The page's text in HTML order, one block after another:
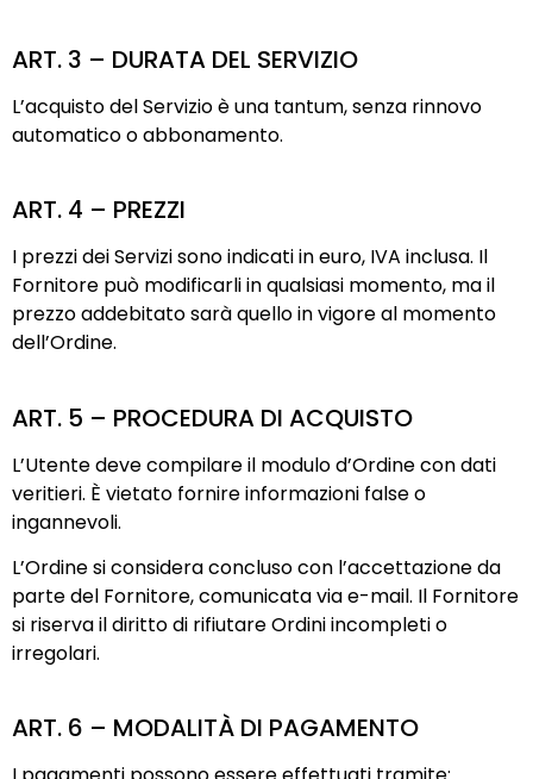
ART. 3 – DURATA DEL SERVIZIO
L’acquisto del Servizio è una tantum, senza rinnovo
automatico o abbonamento.
ART. 4 – PREZZI
I prezzi dei Servizi sono indicati in euro, IVA inclusa. Il
Fornitore può modificarli in qualsiasi momento, ma il
prezzo addebitato sarà quello in vigore al momento
dell’Ordine.
ART. 5 – PROCEDURA DI ACQUISTO
L’Utente deve compilare il modulo d’Ordine con dati
veritieri. È vietato fornire informazioni false o
ingannevoli.
L’Ordine si considera concluso con l’accettazione da
parte del Fornitore, comunicata via e-mail. Il Fornitore
si riserva il diritto di rifiutare Ordini incompleti o
irregolari.
ART. 6 – MODALITÀ DI PAGAMENTO